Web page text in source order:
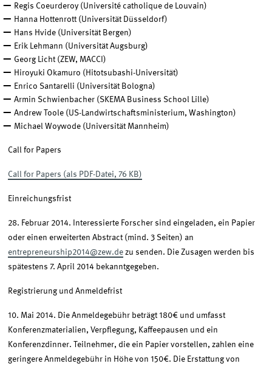
Regis Coeurderoy (Université catholique de Louvain)
Hanna Hottenrott (Universität Düsseldorf)
Hans Hvide (Universität Bergen)
Erik Lehmann (Universität Augsburg)
Georg Licht (ZEW, MACCI)
Hiroyuki Okamuro (Hitotsubashi-Universität)
Enrico Santarelli (Universität Bologna)
Armin Schwienbacher (SKEMA Business School Lille)
Andrew Toole (US-Landwirtschaftsministerium, Washington)
Michael Woywode (Universität Mannheim)
Call for Papers
Call for Papers (als PDF-Datei, 76 KB)
Einreichungsfrist
28. Februar 2014. Interessierte Forscher sind eingeladen, ein Papier
oder einen erweiterten Abstract (mind. 3 Seiten) an
entrepreneurship2014@zew.de zu senden. Die Zusagen werden bis
spätestens 7. April 2014 bekanntgegeben.
Registrierung und Anmeldefrist
10. Mai 2014. Die Anmeldegebühr beträgt 180€ und umfasst
Konferenzmaterialien, Verpflegung, Kaffeepausen und ein
Konferenzdinner. Teilnehmer, die ein Papier vorstellen, zahlen eine
geringere Anmeldegebühr in Höhe von 150€. Die Erstattung von